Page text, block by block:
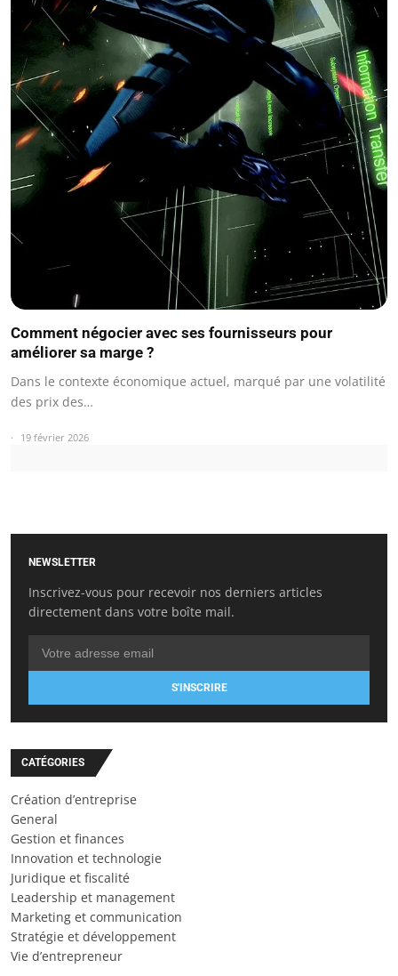
Comment négocier avec ses fournisseurs pour
améliorer sa marge ?
Dans le contexte économique actuel, marqué par une volatilité
des prix des…
19 février 2026
NEWSLETTER
Inscrivez-vous pour recevoir nos derniers articles
directement dans votre boîte mail.
S'INSCRIRE
CATÉGORIES
Création d’entreprise
General
Gestion et finances
Innovation et technologie
Juridique et fiscalité
Leadership et management
Marketing et communication
Stratégie et développement
Vie d’entrepreneur